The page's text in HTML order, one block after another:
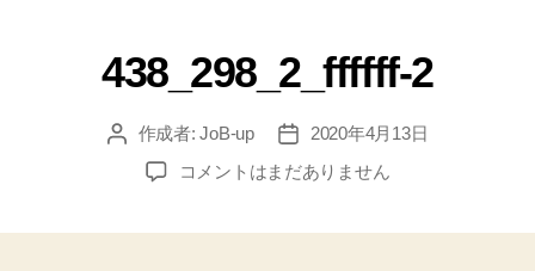
438_298_2_ffffff-2
作成者:JoB-up
2020年4月13日
コメントはまだありません